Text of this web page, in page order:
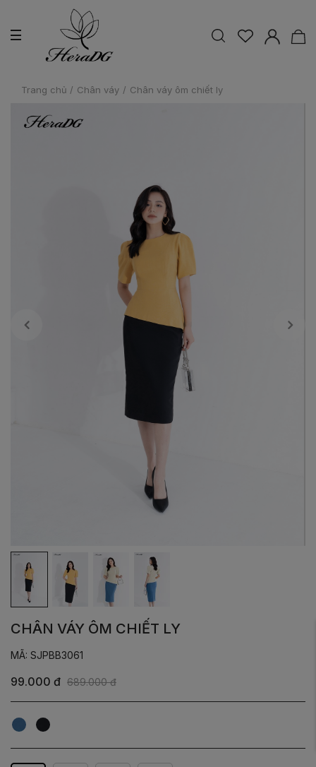
Trang chủ / Chân váy / Chân váy ôm chiết ly
CHÂN VÁY ÔM CHIẾT LY
MÃ: SJPBB3061
99.000 đ 689.000 đ
XanhĐen